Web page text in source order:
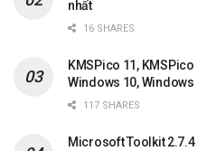
nhất
16 SHARES
KMSPico 11,
Windows 10, Windows
117 SHARES
Microsoft Toolkit